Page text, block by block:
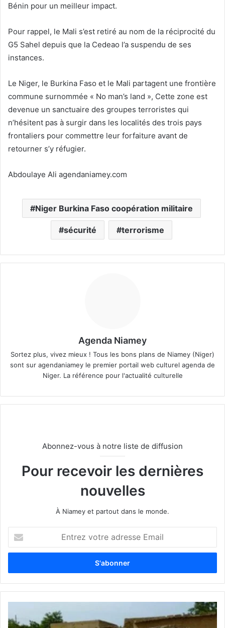
Bénin pour un meilleur impact.
Pour rappel, le Mali s’est retiré au nom de la réciprocité du
G5 Sahel depuis que la Cedeao l’a suspendu de ses
instances.
Le Niger, le Burkina Faso et le Mali partagent une frontière
commune surnommée « No man’s land », Cette zone est
devenue un sanctuaire des groupes terroristes qui
n’hésitent pas à surgir dans les localités des trois pays
frontaliers pour commettre leur forfaiture avant de
retourner s’y réfugier.
Abdoulaye Ali agendaniamey.com
Niger Burkina Faso coopération militaire
sécurité terrorisme
Agenda Niamey
Sortez plus, vivez mieux ! Tous les bons plans de Niamey (Niger)
sont sur agendaniamey le premier portail web culturel agenda de
Niger. La référence pour l'actualité culturelle
Abonnez-vous à notre liste de diffusion
Pour recevoir les dernières
nouvelles
À Niamey et partout dans le monde.
t
e
z
t